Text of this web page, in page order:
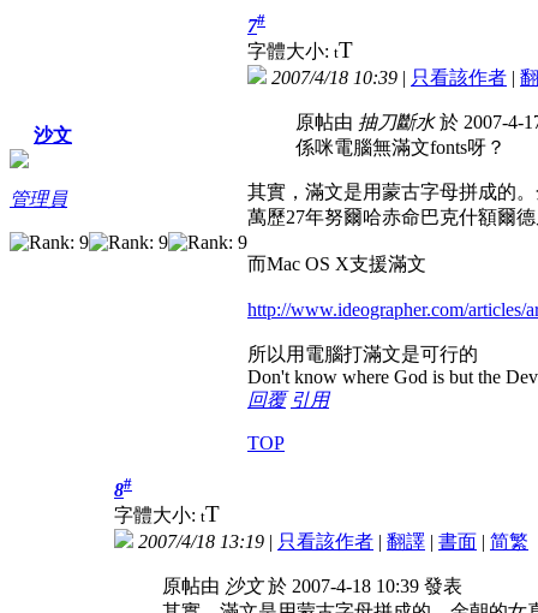
沙文
管理員
7#
字體大小: tT
2007/4/18 10:39 | 只看該作者 |
原帖由 抽刀斷水於 2007-4-
係咪電腦無滿文fonts呀？
其實，滿文是用蒙古字母拼成的
萬歷27年努爾哈赤命巴克什額爾
而Mac OS X支援滿文
http://www.ideographer.com/articles/
所以用電腦打滿文是可行的
Don't know where God is but the
回覆 引用
TOP
8#
字體大小: tT
2007/4/18 13:19 | 只看該作者 | 翻譯 | 書面 | 简繁
原帖由 沙文於 2007-4-18 10:39 發表